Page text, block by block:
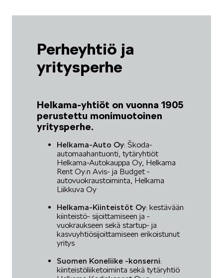
Perheyhtiö ja
yritysperhe
Helkama-yhtiöt on vuonna 1905
perustettu monimuotoinen
yritysperhe.
Helkama-Auto Oy: Škoda-
automaahantuonti, tytäryhtiöt
Helkama-Autokauppa Oy, Helkama
Rent Oy:n Avis- ja Budget -
autovuokraustoiminta, Helkama
Liikkuva Oy
Helkama-Kiinteistöt Oy: kestävään
kiinteistö- sijoittamiseen ja -
vuokraukseen sekä startup- ja
kasvuyhtiösijoittamiseen erikoistunut
yritys
Suomen Koneliike -konserni:
kiinteistöliiketoiminta sekä tytäryhtiö